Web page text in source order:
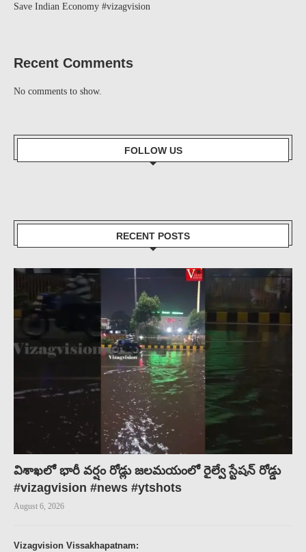
Save Indian Economy #vizagvision
Recent Comments
No comments to show.
FOLLOW US
RECENT POSTS
విశాఖలో భారీ వర్షం రోడ్లు జలమయంలో రైల్వే స్టేషన్ రోడ్డు
#vizagvision #news #ytshots
August 6, 2026
Vizagvision Vissakhapatnam: